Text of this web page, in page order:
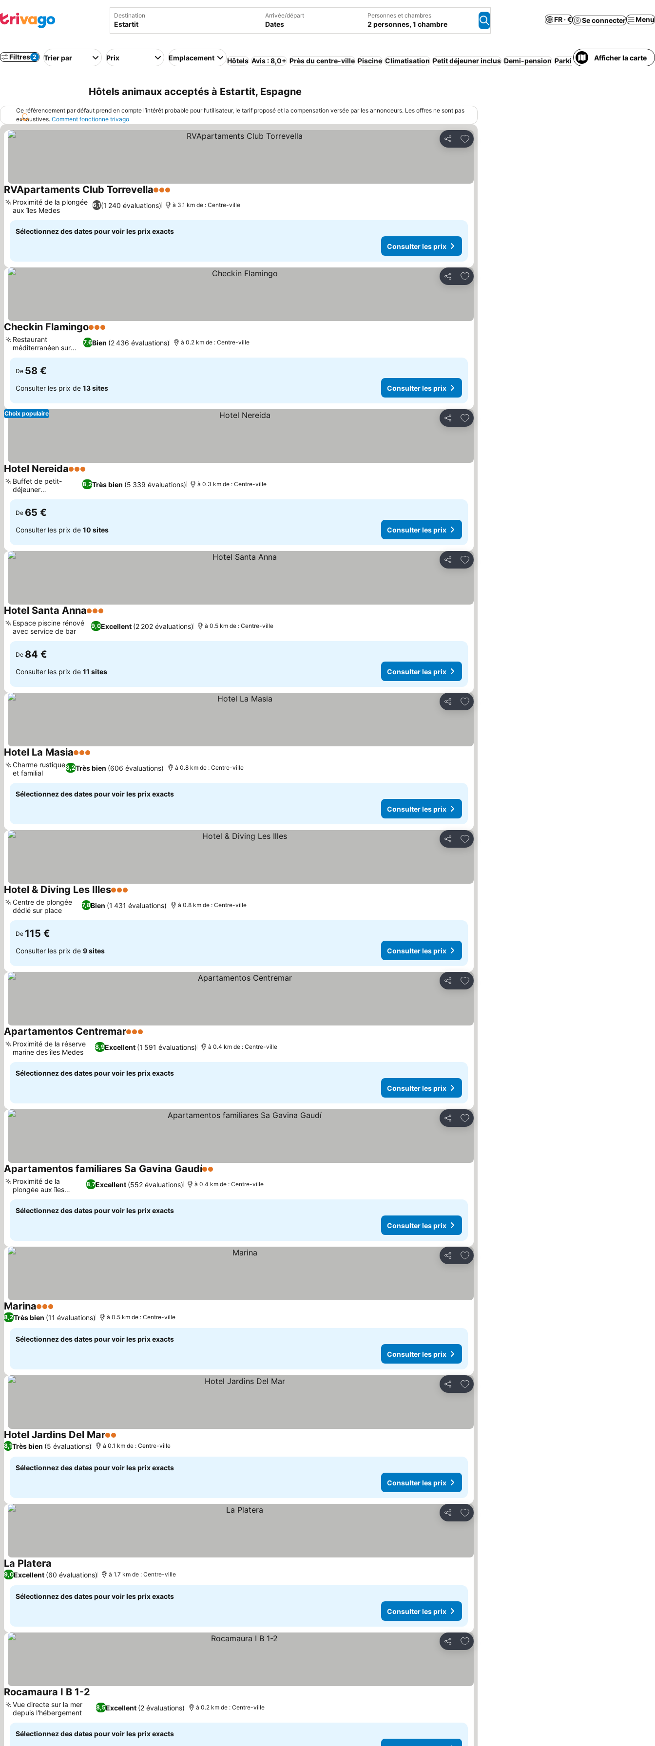
Destination Arrivée/départ
Dates
Personnes et chambres
2 personnes, 1 chambre
FR · € Se connecter Menu
Filtres 2 Trier par Prix Emplacement Hôtels Avis : 8,0+ Près du centre-ville Piscine Climatisation Petit déjeuner inclus Demi-pension Parking Appart’hôtel
Afficher la carte
Hôtels animaux acceptés à Estartit, Espagne
Ce référencement par défaut prend en compte l’intérêt probable pour l’utilisateur, le tarif proposé et la compensation versée par les annonceurs. Les offres ne sont pas
exhaustives. Comment fonctionne trivago
Partager
Ajouter à mes favoris
RVApartaments Club Torrevella3 Étoiles
6,1(1 240 évaluations)
Proximité de la plongée
aux îles Medes
à 3.1 km de : Centre-ville
Sélectionnez des dates pour voir les prix exacts
Consulter les prix
Partager
Ajouter à mes favoris
Checkin Flamingo3 Étoiles
7,6Bien (2 436 évaluations)
Restaurant
méditerranéen sur
place
à 0.2 km de : Centre-ville
De 58 €
Consulter les prix de 13 sites Consulter les prix
Partager
Ajouter à mes favoris
Choix populaire
Hotel Nereida3 Étoiles
8,2Très bien (5 339 évaluations)
Buffet de petit-
déjeuner
exceptionnel
à 0.3 km de : Centre-ville
De 65 €
Consulter les prix de 10 sites Consulter les prix
Partager
Ajouter à mes favoris
Hotel Santa Anna3 Étoiles
9,0Excellent (2 202 évaluations)
Espace piscine rénové
avec service de bar
à 0.5 km de : Centre-ville
De 84 €
Consulter les prix de 11 sites Consulter les prix
Partager
Ajouter à mes favoris
Hotel La Masia3 Étoiles
8,2Très bien (606 évaluations)
Charme rustique
et familial
à 0.8 km de : Centre-ville
Sélectionnez des dates pour voir les prix exacts
Consulter les prix
Partager
Ajouter à mes favoris
Hotel & Diving Les Illes3 Étoiles
7,8Bien (1 431 évaluations)
Centre de plongée
dédié sur place
à 0.8 km de : Centre-ville
De 115 €
Consulter les prix de 9 sites Consulter les prix
Partager
Ajouter à mes favoris
Apartamentos Centremar3 Étoiles
8,9Excellent (1 591 évaluations)
Proximité de la réserve
marine des îles Medes
à 0.4 km de : Centre-ville
Sélectionnez des dates pour voir les prix exacts
Consulter les prix
Partager
Ajouter à mes favoris
Apartamentos familiares Sa Gavina Gaudí2 Étoiles
8,7Excellent (552 évaluations)
Proximité de la
plongée aux îles
Medes
à 0.4 km de : Centre-ville
Sélectionnez des dates pour voir les prix exacts
Consulter les prix
Partager
Ajouter à mes favoris
Marina3 ÉtoilesConsulter les prix
8,2Très bien (11 évaluations) à 0.5 km de : Centre-ville
Sélectionnez des dates pour voir les prix exacts
Consulter les prix
Partager
Ajouter à mes favoris
Hotel Jardins Del Mar2 Étoiles
8,1Très bien (5 évaluations) à 0.1 km de : Centre-ville
Sélectionnez des dates pour voir les prix exacts
Consulter les prix
Partager
Ajouter à mes favoris
La Platera Consulter les prix
9,0Excellent (60 évaluations) à 1.7 km de : Centre-ville
Sélectionnez des dates pour voir les prix exacts
Consulter les prix
Partager
Ajouter à mes favoris
Rocamaura I B 1-2
8,5Excellent (2 évaluations)
Vue directe sur la mer
depuis l'hébergement
à 0.2 km de : Centre-ville
Sélectionnez des dates pour voir les prix exacts